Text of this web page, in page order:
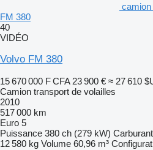
camion
FM 380
40
VIDÉO
Volvo FM 380
15 670 000 F CFA 23 900 € ≈ 27 610
Camion transport de volailles
2010
517 000 km
Euro 5
Puissance 380 ch (279 kW) Carburant
12 580 kg Volume 60,96 m³